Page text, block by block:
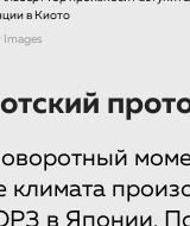
в Киото
Images
климата
в Японии.